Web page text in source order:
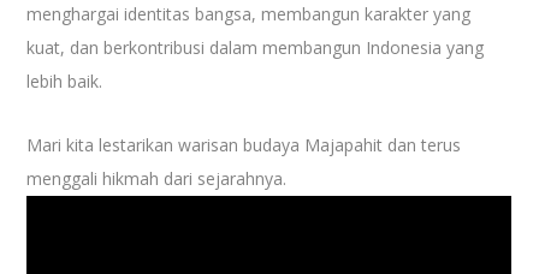
menghargai identitas bangsa, membangun karakter yang
kuat, dan berkontribusi dalam membangun Indonesia yang
lebih baik.
Mari kita lestarikan warisan budaya Majapahit dan terus
menggali hikmah dari sejarahnya.